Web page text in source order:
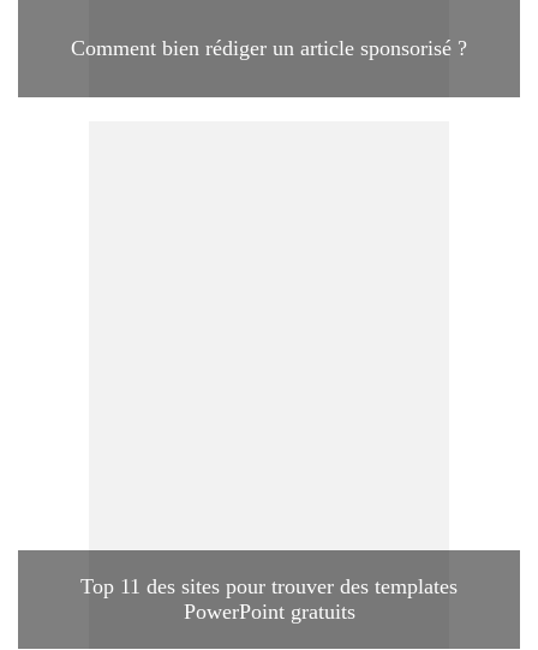
Comment bien rédiger un article sponsorisé ?
Top 11 des sites pour trouver des templates
PowerPoint gratuits